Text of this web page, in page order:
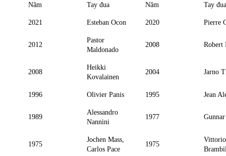
Năm Tay đua Năm Tay đua
2021 Esteban Ocon 2020 Pierre
2012
Pastor
Maldonado
2008 Robert
2008
Heikki
Kovalainen
2004 Jarno
1996 Olivier Panis 1995 Jean
1989
Alessandro
Nannini
1977
1975
Jochen Mass,
Carlos Pace
1975
Vittorio